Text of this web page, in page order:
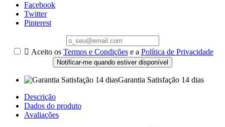
Facebook
Twitter
Pinterest
 Aceito os Termos e Condiçõese a Política de Privacidade
Notificar-me quando estiver disponível
Garantia Satisfação 14 dias
Descrição
Dados do produto
Avaliações